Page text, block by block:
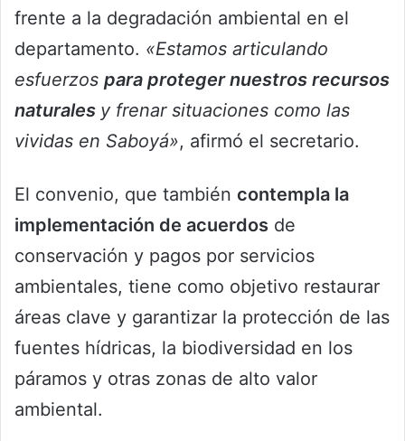
frente a la degradación ambiental en el
departamento. «Estamos articulando
esfuerzos para proteger nuestros recursos
naturales y frenar situaciones como las
vividas en Saboyá», afirmó el secretario.
El convenio, que también contempla la
implementación de acuerdos de
conservación y pagos por servicios
ambientales, tiene como objetivo restaurar
áreas clave y garantizar la protección de las
fuentes hídricas, la biodiversidad en los
páramos y otras zonas de alto valor
ambiental.